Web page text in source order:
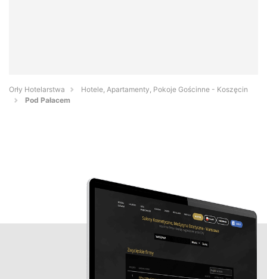
Orły Hotelarstwa
Hotele, Apartamenty, Pokoje Gościnne - Koszęcin
Pod Pałacem